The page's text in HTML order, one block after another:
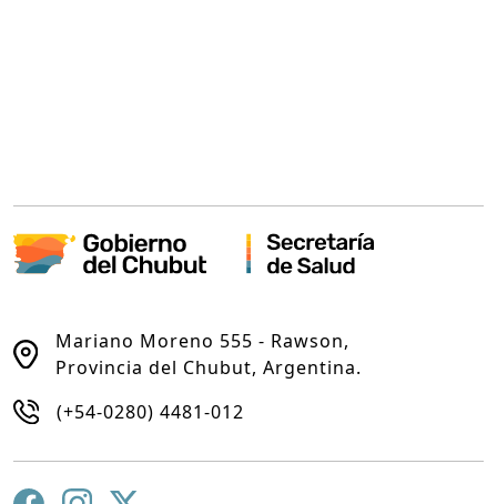
Mariano Moreno 555 - Rawson,
Provincia del Chubut, Argentina.
(+54-0280) 4481-012